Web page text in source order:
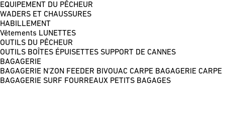
EQUIPEMENT DU PÊCHEUR
WADERS ET CHAUSSURES
HABILLEMENT
Vêtements LUNETTES
OUTILS DU PÊCHEUR
OUTILS BOÎTES ÉPUISETTES SUPPORT DE CANNES
BAGAGERIE
BAGAGERIE N'ZON FEEDER BIVOUAC CARPE BAGAGERIE CARPE
BAGAGERIE SURF FOURREAUX PETITS BAGAGES